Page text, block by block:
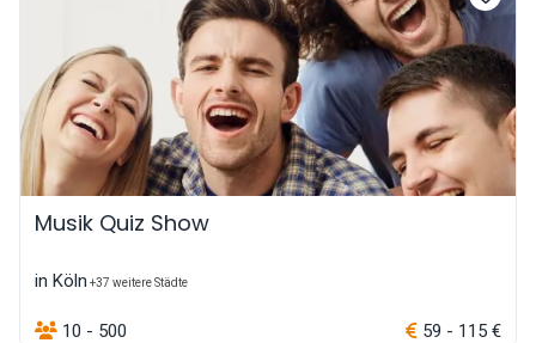
Musik Quiz Show
in Köln +37 weitere Städte
10 - 500 59 - 115 €